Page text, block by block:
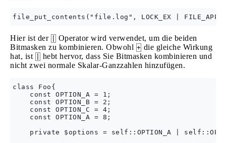
Hier ist der
Operator wird verwendet, um die beiden
Bitmasken zu kombinieren. Obwohl + die gleiche Wirkung
hat, ist
hebt hervor, dass Sie Bitmasken kombinieren und
nicht zwei normale Skalar-Ganzzahlen hinzufügen.
class Foo{
    const OPTION_A = 1;
    const OPTION_B = 2;
    const OPTION_C = 4;
    const OPTION_A = 8;
private $options = self::OPTION_A |